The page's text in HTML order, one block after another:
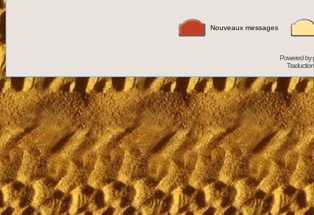
Nouveaux messages
Powered by